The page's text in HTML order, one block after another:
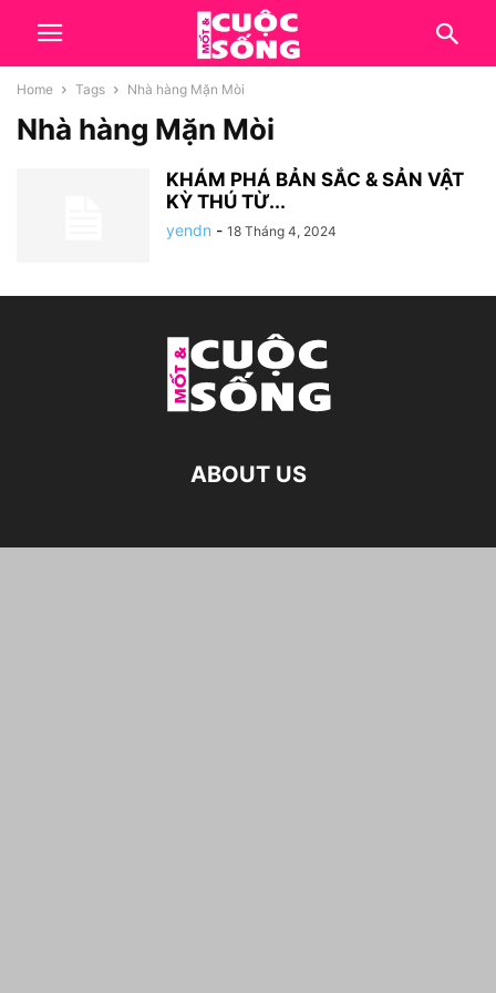
Home Tags Nhà hàng Mặn Mòi
Nhà hàng Mặn Mòi
KHÁM PHÁ BẢN SẮC & SẢN VẬT
KỲ THÚ TỪ...
yendn - 18 Tháng 4, 2024
ABOUT US